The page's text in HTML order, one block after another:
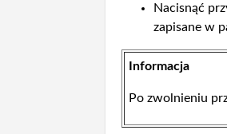
Nacisnąć
zapisane w
Informacja
Po zwolnieniu